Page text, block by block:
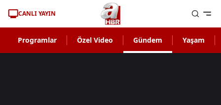
CANLI YAYIN
Programlar Özel Video Gündem Yaşam